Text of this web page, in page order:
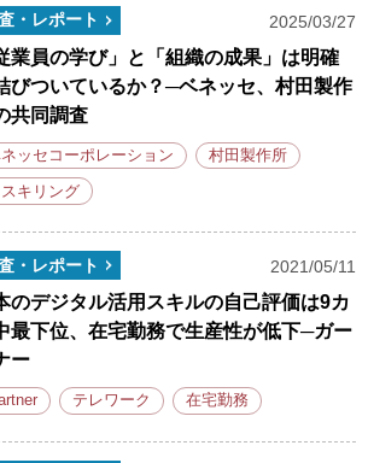
・レポート 2025/03/27
業員の学び」と「組織の成果」は明確
びついているか？─ベネッセ、村田製作
共同調査
ッセコーポレーション 村田製作所
スキリング
・レポート 2021/05/11
のデジタル活用スキルの自己評価は9カ
最下位、在宅勤務で生産性が低下─ガー
ー
テレワーク 在宅勤務